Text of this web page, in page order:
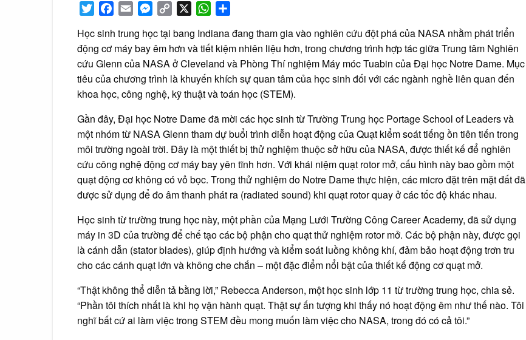
tạo
STEM
cho
học
sinh
TwitterFacebook
Email Messenger
Copy
WhatsApp
Học sinh trung học tại bang Indiana đang tham gia vào nghiên cứu đột phá của NASA nhằm phát triển
động cơ máy bay êm hơn và tiết kiệm nhiên liệu hơn, trong chương trình hợp tác giữa Trung tâm Nghiên
cứu Glenn của NASA ở Cleveland và Phòng Thí nghiệm Máy móc Tuabin của Đại học Notre Dame. Mục
tiêu của chương trình là khuyến khích sự quan tâm của học sinh đối với các ngành nghề liên quan đến
khoa học, công nghệ, kỹ thuật và toán học (STEM).
Gần đây, Đại học Notre Dame đã mời các học sinh từ Trường Trung học Portage School of Leaders và
một nhóm từ NASA Glenn tham dự buổi trình diễn hoạt động của Quạt kiểm soát tiếng ồn tiên tiến trong
môi trường ngoài trời. Đây là một thiết bị thử nghiệm thuộc sở hữu của NASA, được thiết kế để nghiên
cứu công nghệ động cơ máy bay yên tĩnh hơn. Với khái niệm quạt rotor mở, cấu hình này bao gồm một
quạt động cơ không có vỏ bọc. Trong thử nghiệm do Notre Dame thực hiện, các micro đặt trên mặt đất đã
được sử dụng để đo âm thanh phát ra (radiated sound) khi quạt rotor quay ở các tốc độ khác nhau.
Học sinh từ trường trung học này, một phần của Mạng Lưới Trường Công Career Academy, đã sử dụng
máy in 3D của trường để chế tạo các bộ phận cho quạt thử nghiệm rotor mở. Các bộ phận này, được gọi
là cánh dẫn (stator blades), giúp định hướng và kiểm soát luồng không khí, đảm bảo hoạt động trơn tru
cho các cánh quạt lớn và không che chắn – một đặc điểm nổi bật của thiết kế động cơ quạt mở.
“Thật không thể diễn tả bằng lời,” Rebecca Anderson, một học sinh lớp 11 từ trường trung học, chia sẻ.
“Phần tôi thích nhất là khi họ vận hành quạt. Thật sự ấn tượng khi thấy nó hoạt động êm như thế nào. Tôi
nghĩ bất cứ ai làm việc trong STEM đều mong muốn làm việc cho NASA, trong đó có cả tôi.”